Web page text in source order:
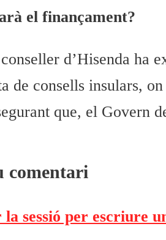
el finançament?
d’Hisenda ha
de consells insulars,
que, el Govern
comentari
sessió per escriure